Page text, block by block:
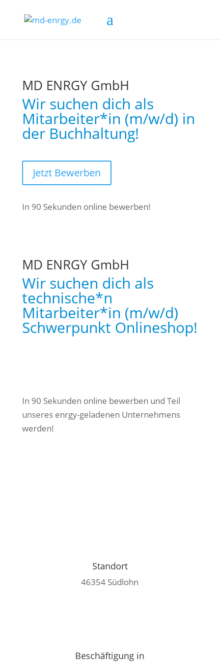
MD ENRGY GmbH
Wir suchen dich als
Mitarbeiter*in (m/w/d) in
der Buchhaltung!
Jetzt Bewerben
In 90 Sekunden online bewerben!
MD ENRGY GmbH
Wir suchen dich als
technische*n
Mitarbeiter*in (m/w/d)
Schwerpunkt Onlineshop!
In 90 Sekunden online bewerben und Teil
unseres enrgy-geladenen Unternehmens
werden!
Standort
46354 Südlohn
Beschäftigung in